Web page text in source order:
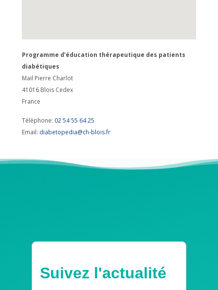
Programme d’éducation thérapeutique des patients
diabétiques
Mail Pierre Charlot
41016 Blois Cedex
France
Téléphone: 02 54 55 64 25
Email: diabetopedia@ch-blois.fr